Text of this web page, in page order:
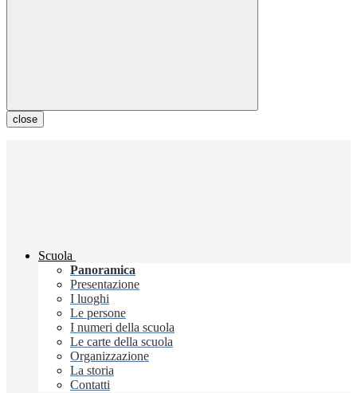
close
Scuola
Panoramica
Presentazione
I luoghi
Le persone
I numeri della scuola
Le carte della scuola
Organizzazione
La storia
Contatti